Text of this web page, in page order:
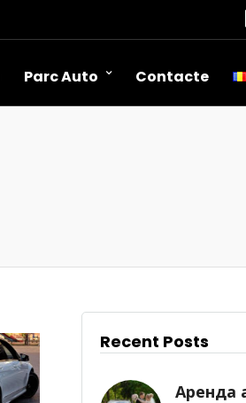
Parc Auto Contacte
Recent Posts
Аренда